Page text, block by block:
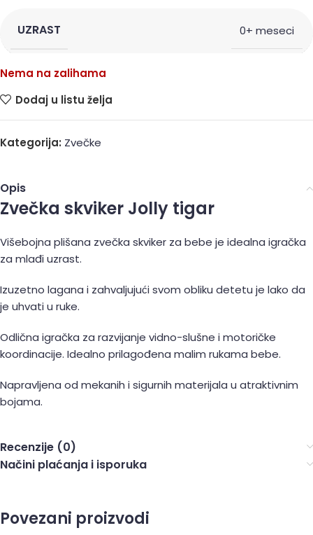
UZRAST 0+ meseci
Nema na zalihama
Dodaj u listu želja
Kategorija: Zvečke
Opis
Zvečka skviker Jolly tigar
Višebojna plišana zvečka skviker za bebe je idealna igračka
za mlađi uzrast.
Izuzetno lagana i zahvaljujući svom obliku detetu je lako da
je uhvati u ruke.
Odlična igračka za razvijanje vidno-slušne i motoričke
koordinacije. Idealno prilagođena malim rukama bebe.
Napravljena od mekanih i sigurnih materijala u atraktivnim
bojama.
Recenzije (0)
Načini plaćanja i isporuka
Povezani proizvodi